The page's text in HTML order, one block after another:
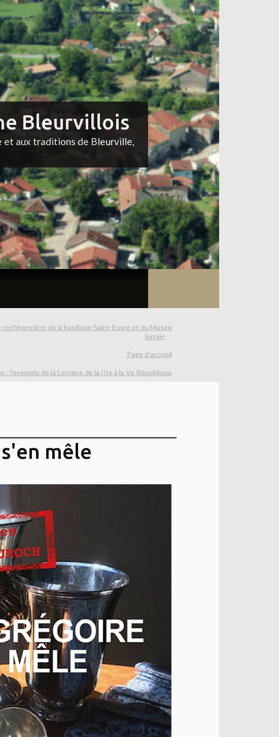
Bleurvillois
et aux traditions de Bleurville,
de la basilique Saint-Epvre et du Musée
lorrain
Page d'accueil
l'exemple de la Lorraine de la IIIe à la Ve République
mêle